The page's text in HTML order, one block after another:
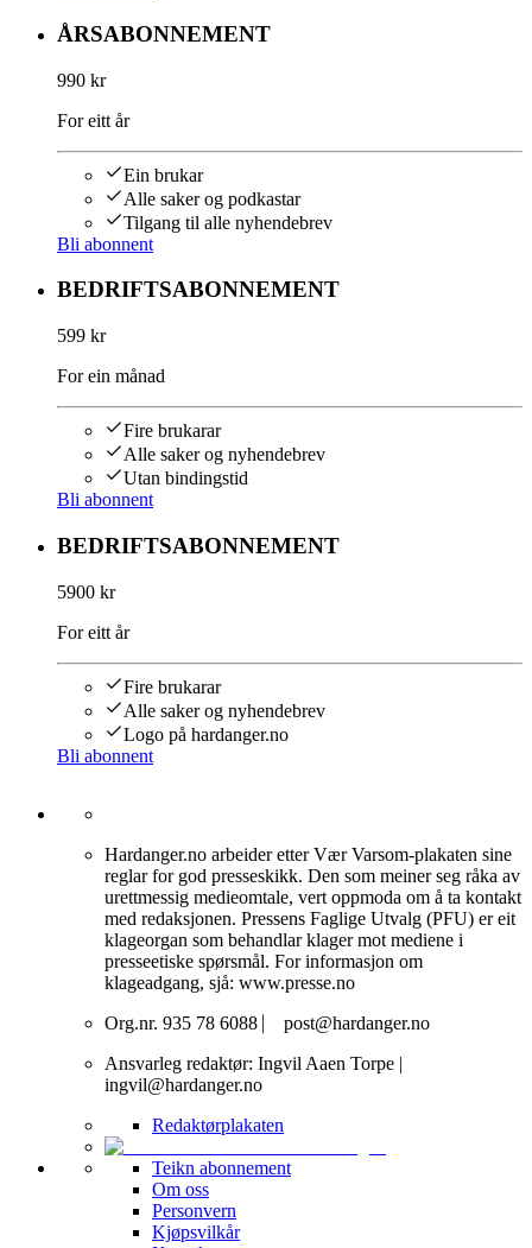
ÅRSABONNEMENT
990 kr
For eitt år
Ein brukar
Alle saker og podkastar
Tilgang til alle nyhendebrev
Bli abonnent
BEDRIFTSABONNEMENT
599 kr
For ein månad
Fire brukarar
Alle saker og nyhendebrev
Utan bindingstid
Bli abonnent
BEDRIFTSABONNEMENT
5900 kr
For eitt år
Fire brukarar
Alle saker og nyhendebrev
Logo på hardanger.no
Bli abonnent
Hardanger.no arbeider etter Vær Varsom-plakaten sine
reglar for god presseskikk. Den som meiner seg råka av
urettmessig medieomtale, vert oppmoda om å ta kontakt
med redaksjonen. Pressens Faglige Utvalg (PFU) er eit
klageorgan som behandlar klager mot mediene i
presseetiske spørsmål. For informasjon om
klageadgang, sjå: www.presse.no
Org.nr. 935 78 6088 ⎸ post@hardanger.no
Ansvarleg redaktør: Ingvil Aaen Torpe |
ingvil@hardanger.no
Redaktørplakaten
Teikn abonnement
Om oss
Personvern
Kjøpsvilkår